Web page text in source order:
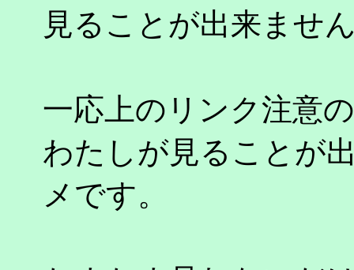
見ることが出来ませ
一応上のリンク注意
わたしが見ることが
メです。